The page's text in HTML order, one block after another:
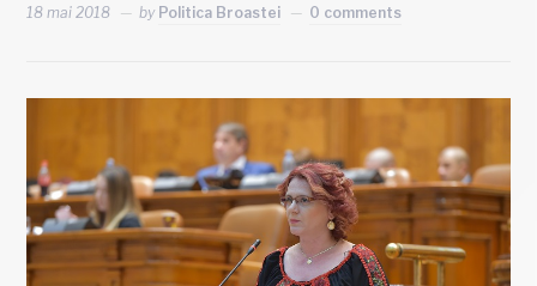
18 mai 2018 by Politica Broastei 0 comments